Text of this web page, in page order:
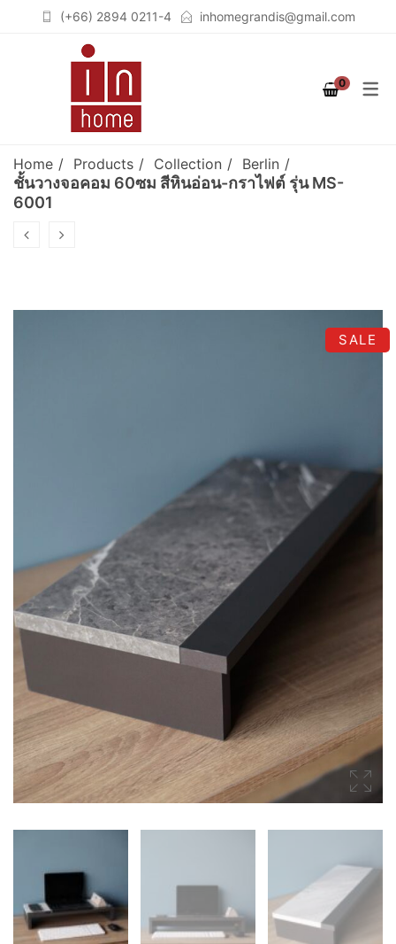
COLLECTION
STUTTGART
BERLIN
ROOM
เฟอร์นิเจอร์สำหรับห้องนอน
เฟอร์นิเจอร์สำหรับห้องนั่งเล่น
PRODUCT
เตียงนอน (BEDS)
IN CLOSET)
โต๊ะเครื่องแป้ง (DRESSING
ชั้นวางของ (SHELVES)
ชั้นวางรองเท้า (SHOES
CABINETS)
ตู้ข้างเตียง (SIDE TABLES)
โต๊ะทำงาน (DESKS)
(+66) 2894 0211-4 inhomegrandis@gmail.com
0
Home Products Collection Berlin
ชั้นวางจอคอม 60ซม สีหินอ่อน-กราไฟต์ รุ่น MS-
6001
SALE